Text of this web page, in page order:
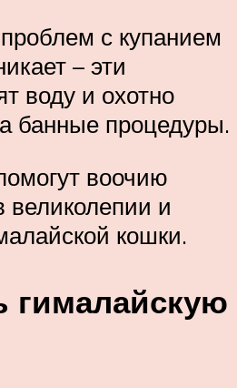
с купанием
– эти
воду и охотно
банные процедуры.
воочию
великолепии и
кошки.
гималайскую